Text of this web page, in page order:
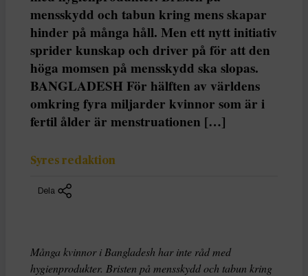
mensskydd och tabun kring mens skapar
hinder på många håll. Men ett nytt initiativ
sprider kunskap och driver på för att den
höga momsen på mensskydd ska slopas.
BANGLADESH För hälften av världens
omkring fyra miljarder kvinnor som är i
fertil ålder är menstruationen […]
Syres redaktion
Dela
Många kvinnor i Bangladesh har inte råd med
hygienprodukter. Bristen på mensskydd och tabun kring